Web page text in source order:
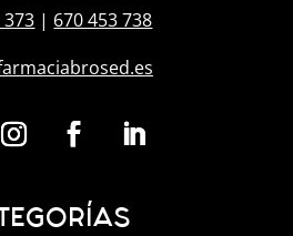
373 | 670 453 738